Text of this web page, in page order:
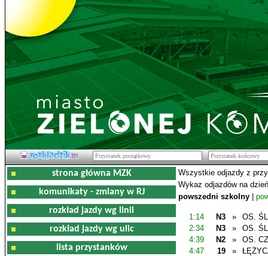
strona główna MZK
komunikaty - zmiany w RJ
rozkład jazdy wg linii
rozkład jazdy wg ulic
lista przystanków
Wszystkie odjazdy z
Wykaz odjazdów na
powszedni szkolny
1:14 N3 »
OS.
2:34
N3 »
OS.
4:39
N2 »
OS.
4:47
19 »